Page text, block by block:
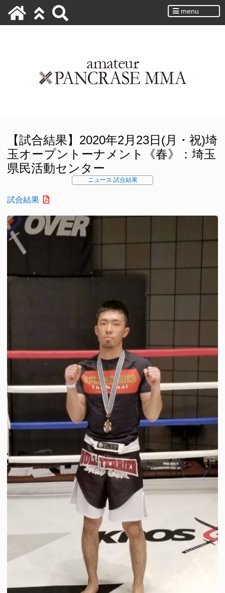
menu
【試合結果】2020年2月23日(月・祝)埼
玉オープントーナメント《春》：埼玉
県民活動センター
ニュース 試合結果
試合結果